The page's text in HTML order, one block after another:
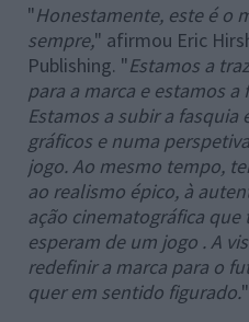
"Honestamente, este é o
sempre," afirmou Eric
Publishing. "Estamos a
para a marca e estamos
Estamos a subir a
gráficos e numa
jogo. Ao mesmo tempo,
ao realismo épico, à
ação cinematográfica que
esperam de um jogo . A
redefinir a marca para o
quer em sentido figurado."